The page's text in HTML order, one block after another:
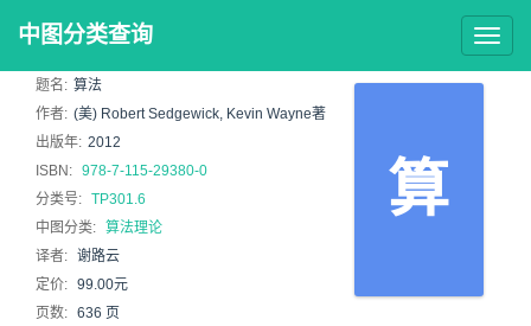
中图分类查询
算
题名: 算法
作者: (美) Robert Sedgewick, Kevin Wayne著
出版年: 2012
ISBN: 978-7-115-29380-0
分类号: TP301.6
中图分类: 算法理论
译者: 谢路云
定价: 99.00元
页数: 636 页